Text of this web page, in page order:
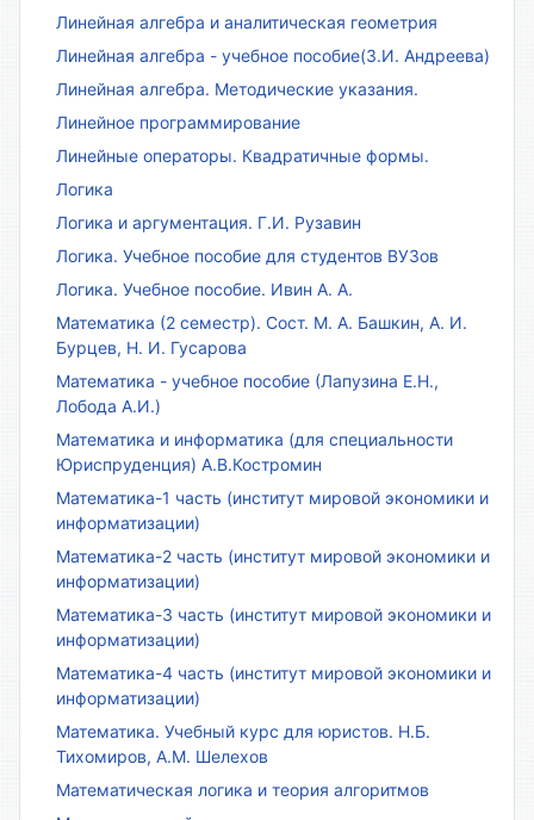
Линейная алгебра и аналитическая геометрия
Линейная алгебра - учебное пособие(З.И. Андреева)
Линейная алгебра. Методические указания.
Линейное программирование
Линейные операторы. Квадратичные формы.
Логика
Логика и аргументация. Г.И. Рузавин
Логика. Учебное пособие для студентов ВУЗов
Логика. Учебное пособие. Ивин А. А.
Математика (2 семестр). Сост. М. А. Башкин, А. И.
Бурцев, Н. И. Гусарова
Математика - учебное пособие (Лапузина Е.Н.,
Лобода А.И.)
Математика и информатика (для специальности
Юриспруденция) А.В.Костромин
Математика-1 часть (институт мировой экономики и
информатизации)
Математика-2 часть (институт мировой экономики и
информатизации)
Математика-3 часть (институт мировой экономики и
информатизации)
Математика-4 часть (институт мировой экономики и
информатизации)
Математика. Учебный курс для юристов. Н.Б.
Тихомиров, А.М. Шелехов
Математическая логика и теория алгоритмов